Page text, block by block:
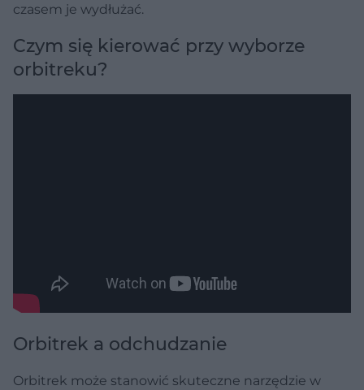
czasem je wydłużać.
Czym się kierować przy wyborze
orbitreku?
Orbitrek a odchudzanie
Orbitrek może stanowić skuteczne narzędzie w